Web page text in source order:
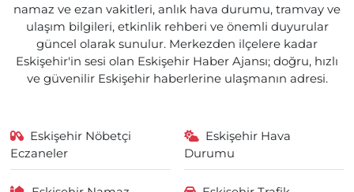
namaz ve ezan vakitleri, anlık hava durumu, tramvay ve
ulaşım bilgileri, etkinlik rehberi ve önemli duyurular
güncel olarak sunulur. Merkezden ilçelere kadar
Eskişehir'in sesi olan Eskişehir Haber Ajansı; doğru, hızlı
ve güvenilir Eskişehir haberlerine ulaşmanın adresi.
Eskişehir Nöbetçi
Eczaneler
Eskişehir Hava
Durumu